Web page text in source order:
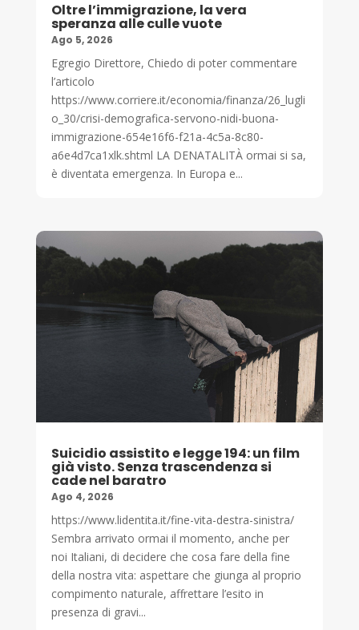
Oltre l’immigrazione, la vera
speranza alle culle vuote
Ago 5, 2026
Egregio Direttore, Chiedo di poter commentare
l’articolo
https://www.corriere.it/economia/finanza/26_lugli
o_30/crisi-demografica-servono-nidi-buona-
immigrazione-654e16f6-f21a-4c5a-8c80-
a6e4d7ca1xlk.shtml LA DENATALITÀ ormai si sa,
è diventata emergenza. In Europa e...
Suicidio assistito e legge 194: un film
già visto. Senza trascendenza si
cade nel baratro
Ago 4, 2026
https://www.lidentita.it/fine-vita-destra-sinistra/
Sembra arrivato ormai il momento, anche per
noi Italiani, di decidere che cosa fare della fine
della nostra vita: aspettare che giunga al proprio
compimento naturale, affrettare l’esito in
presenza di gravi...